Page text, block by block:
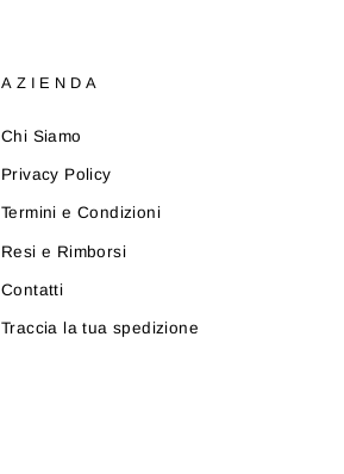
AZIENDA
Chi Siamo
Privacy Policy
Termini e Condizioni
Resi e Rimborsi
Contatti
Traccia la tua spedizione